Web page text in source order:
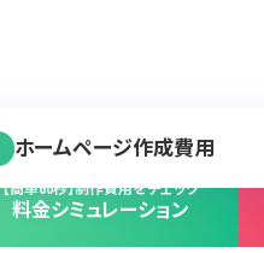
【簡単60秒】制作費用をチェック
料金シミュレーション
ホームページ作成費用